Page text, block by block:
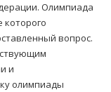
Олимпиада
которого
вопрос.
и
олимпиады